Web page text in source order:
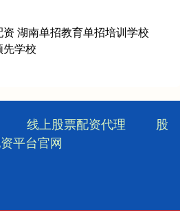
湖南单招教育单招培训学校
学校
线上股票配资代理
股
平台官网